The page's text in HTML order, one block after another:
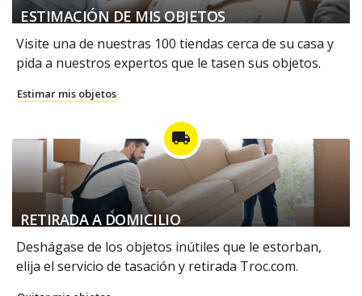
ESTIMACIÓN DE MIS OBJETOS
Visite una de nuestras 100 tiendas cerca de su casa y
pida a nuestros expertos que le tasen sus objetos.
Estimar mis objetos
local_shipping
RETIRADA A DOMICILIO
Deshágase de los objetos inútiles que le estorban,
elija el servicio de tasación y retirada Troc.com.